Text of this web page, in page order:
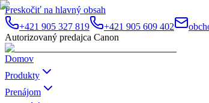
Preskočiť na hlavný obsah
+421 905 327 819
+421 905 609 402
Autorizovaný predajca Canon
Domov
Produkty
Prenájom